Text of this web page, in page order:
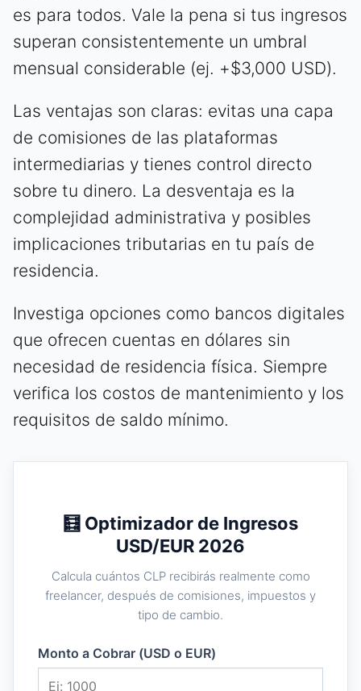
es para todos. Vale la pena si tus ingresos
superan consistentemente un umbral
mensual considerable (ej. +$3,000 USD).
Las ventajas son claras: evitas una capa
de comisiones de las plataformas
intermediarias y tienes control directo
sobre tu dinero. La desventaja es la
complejidad administrativa y posibles
implicaciones tributarias en tu país de
residencia.
Investiga opciones como bancos digitales
que ofrecen cuentas en dólares sin
necesidad de residencia física. Siempre
verifica los costos de mantenimiento y los
requisitos de saldo mínimo.
🧮 Optimizador de Ingresos
USD/EUR 2026
Calcula cuántos CLP recibirás realmente como
freelancer, después de comisiones, impuestos y
tipo de cambio.
Monto a Cobrar (USD o EUR)